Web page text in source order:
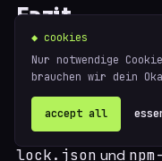
Fazit
NPM ist ein
Verwaltung von
Mit der richtigen
verschiedenen Dateien
lock.json und
◆ cookies
Nur notwendige
brauchen wir dein
accept all